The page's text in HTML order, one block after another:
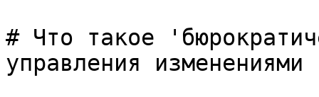
# Что такое
управления